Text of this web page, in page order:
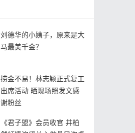
刘德华的小姨子，原来是大
马最美千金？
捞金不易！林志颖正式复工
出席活动 晒现场照发文感
谢粉丝
《君子盟》会员收官 井柏